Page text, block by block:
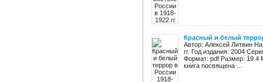
Красный и белый
Автор: Алексей Литвин
гг. Год издания: 2004
Формат: pdf Размер: 19.4
книга посвящена ...